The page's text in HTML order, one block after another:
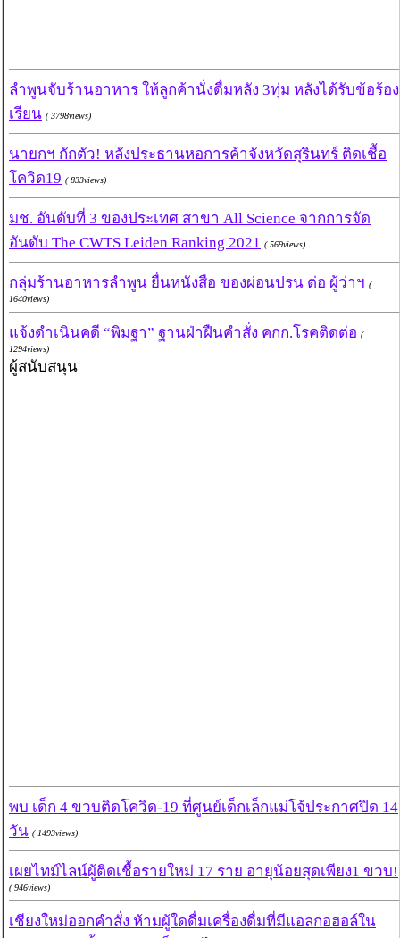
ลำพูนจับร้านอาหาร ให้ลูกค้านั่งดื่มหลัง 3ทุ่ม หลังได้รับข้อร้อง
เรียน ( 3798views)
นายกฯ กักตัว! หลังประธานหอการค้าจังหวัดสุรินทร์ ติดเชื้อ
โควิด19 ( 833views)
มช. อันดับที่ 3 ของประเทศ สาขา All Science จากการจัด
อันดับ The CWTS Leiden Ranking 2021 ( 569views)
กลุ่มร้านอาหารลำพูน ยื่นหนังสือ ของผ่อนปรน ต่อ ผู้ว่าฯ (
1640views)
แจ้งดำเนินคดี “พิมฐา” ฐานฝ่าฝืนคำสั่ง คกก.โรคติดต่อ (
1294views)
ผู้สนับสนุน
พบ เด็ก 4 ขวบติดโควิด-19 ที่ศูนย์เด็กเล็กแม่โจ้ประกาศปิด 14
วัน ( 1493views)
เผยไทม์ไลน์ผู้ติดเชื้อรายใหม่ 17 ราย อายุน้อยสุดเพียง1 ขวบ!
( 946views)
เชียงใหม่ออกคำสั่ง ห้ามผู้ใดดื่มเครื่องดื่มที่มีแอลกอฮอล์ใน